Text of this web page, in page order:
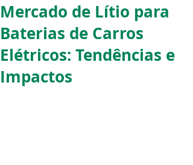
Mercado de Lítio para
Baterias de Carros
Elétricos: Tendências e
Impactos